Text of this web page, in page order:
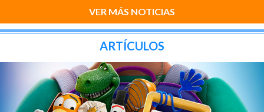
VER MÁS NOTICIAS
ARTÍCULOS